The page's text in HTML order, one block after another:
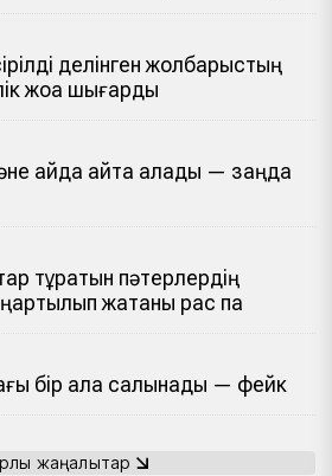
делінген жолбарыстың
жоққа шығарды
қайда айта алады — заңда
тұратын пәтерлердің
жатқаны рас па
бір қала салынады — фейк
жаңалықтар